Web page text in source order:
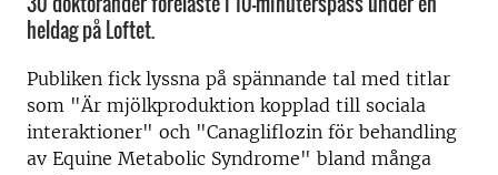
heldag på Loftet.
Publiken fick lyssna på spännande tal med titlar
som "Är mjölkproduktion kopplad till sociala
interaktioner" och "Canagliflozin för behandling
av Equine Metabolic Syndrome" bland många